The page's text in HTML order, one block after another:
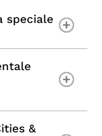
speciale
&